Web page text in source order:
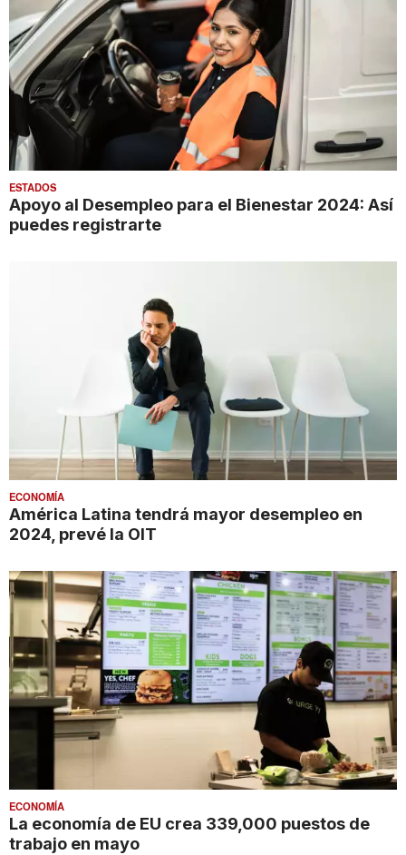
ESTADOS
Apoyo al Desempleo para el Bienestar 2024: Así
puedes registrarte
ECONOMÍA
América Latina tendrá mayor desempleo en
2024, prevé la OIT
ECONOMÍA
La economía de EU crea 339,000 puestos de
trabajo en mayo